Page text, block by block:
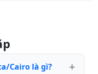
Cairo là gì?